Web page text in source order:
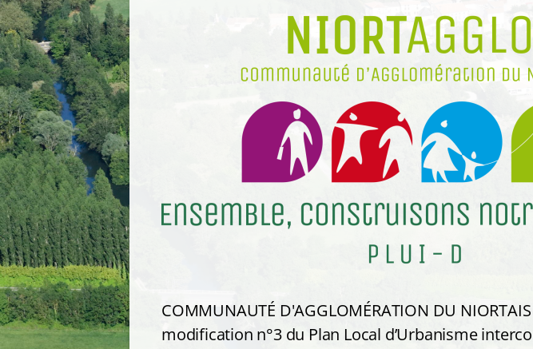
COMMUNAUTÉ D'AGGLOMÉRATION DU
modification n°3 du Plan Local d’Urbanisme